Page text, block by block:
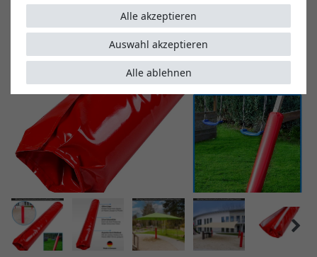
Alle akzeptieren
Alle ablehnen
Auswahl akzeptieren